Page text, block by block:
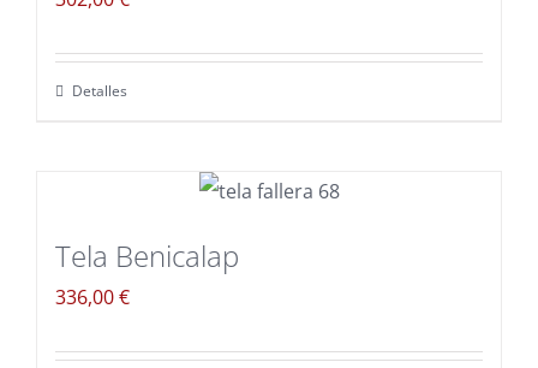
Detalles
Tela Benicalap
336,00€